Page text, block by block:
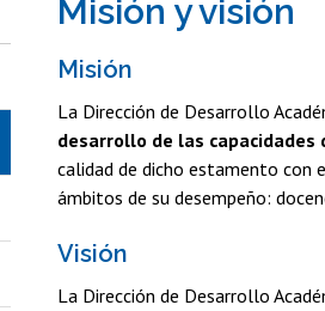
Misión y visión
Misión
La Dirección de Desarrollo
desarrollo de las capacidades
calidad de dicho estamento con
ámbitos de su desempeño:
Visión
La Dirección de Desarrollo